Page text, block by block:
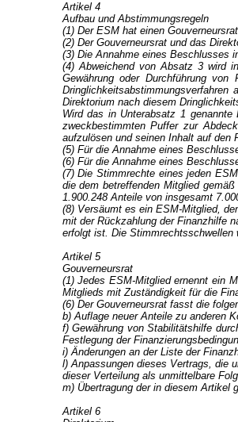
Artikel 4
Aufbau und Abstimmungsregeln
(1) Der ESM hat einen
(2) Der Gouverneursrat und das
(3) Die Annahme eines Beschlusses
(4) Abweichend von Absatz 3 wird
Gewährung oder Durchführung
Direktorium nach diesem
Wird das in Unterabsatz 1 genannte
zweckbestimmten Puffer zur
aufzulösen und seinen Inhalt auf den
(5) Für die Annahme eines
(6) Für die Annahme eines
(7) Die Stimmrechte eines jeden
die dem betreffenden Mitglied
1.900.248 Anteile von insgesamt
(8) Versäumt es ein ESM-Mitglied,
mit der Rückzahlung der Finanzhilfe
erfolgt ist. Die Stimmrechtsschwellen
Artikel 5
Gouverneursrat
(1) Jedes ESM-Mitglied ernennt ein
Mitglieds mit Zuständigkeit für die
(6) Der Gouverneursrat fasst die
b) Auflage neuer Anteile zu anderen
f) Gewährung von Stabilitätshilfe
Festlegung der
i) Änderungen an der Liste der
l) Anpassungen dieses Vertrags, die
dieser Verteilung als unmittelbare
m) Übertragung der in diesem Artikel
Artikel 6